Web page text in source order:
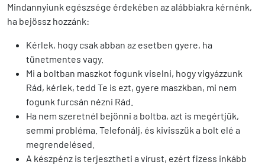
Mindannyiunk egészsége érdekében az alábbiakra kérnénk,
ha bejössz hozzánk:
Kérlek, hogy csak abban az esetben gyere, ha
tünetmentes vagy.
Mi a boltban maszkot fogunk viselni, hogy vigyázzunk
Rád, kérlek, tedd Te is ezt, gyere maszkban, mi nem
fogunk furcsán nézni Rád.
Ha nem szeretnél bejönni a boltba, azt is megértjük,
semmi probléma. Telefonálj, és kivisszük a bolt elé a
megrendelésed.
A készpénz is terjesztheti a vírust, ezért fizess inkább